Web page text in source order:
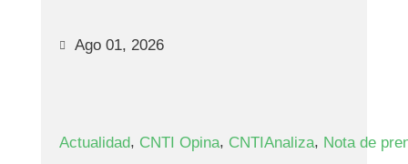
Ago 01, 2026
Actualidad, CNTI Opina, CNTIAnaliza, Nota de